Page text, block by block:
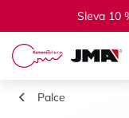
Sleva 10
Palce